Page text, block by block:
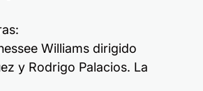
Williams dirigido
y Rodrigo Palacios. La